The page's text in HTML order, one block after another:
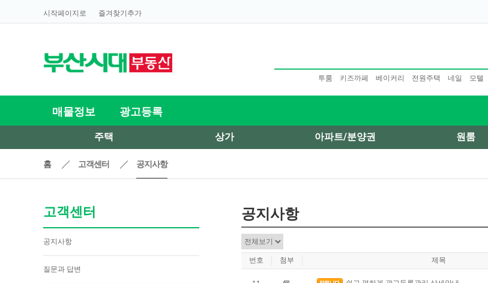
시작페이지로 즐겨찾기추가
투룸 키즈까페 베이커리 전원주택 네일 모텔
매물정보 광고등록
주택 상가 아파트/분양권 원룸
홈 고객센터 공지사항
고객센터
공지사항
질문과 답변
공지사항
번호 첨부 제목